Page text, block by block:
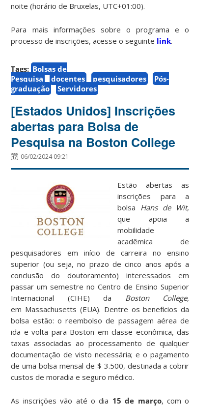
noite (horário de Bruxelas, UTC+01:00).
Para mais informações sobre o programa e o
processo de inscrições, acesse o seguinte link.
Tags: Bolsas de
Pesquisa
docentes pesquisadores
Pós-
graduação
Servidores
[Estados Unidos] Inscrições
abertas para Bolsa de
Pesquisa na Boston College
06/02/2024 09:21
Estão abertas as
inscrições para a
bolsa Hans de Wit,
que apoia a
mobilidade
acadêmica de
pesquisadores em início de carreira no ensino
superior (ou seja, no prazo de cinco anos após a
conclusão do doutoramento) interessados em
passar um semestre no Centro de Ensino Superior
Internacional (CIHE) da Boston College,
em Massachusetts (EUA). Dentre os benefícios da
bolsa estão: o reembolso de passagem aérea de
ida e volta para Boston em classe econômica, das
taxas associadas ao processamento de qualquer
documentação de visto necessária; e o pagamento
de uma bolsa mensal de $ 3.500, destinada a cobrir
custos de moradia e seguro médico.
As inscrições vão até o dia 15 de março, com o